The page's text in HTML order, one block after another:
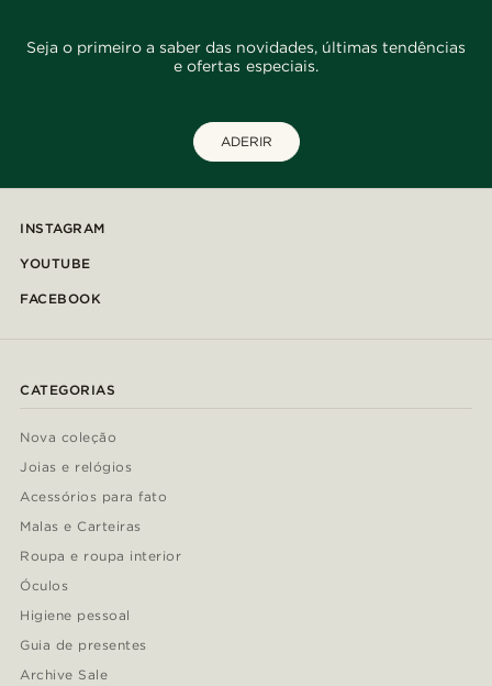
Seja o primeiro a saber das novidades, últimas tendências
e ofertas especiais.
ADERIR
INSTAGRAM
YOUTUBE
FACEBOOK
CATEGORIAS
Nova coleção
Joias e relógios
Acessórios para fato
Malas e Carteiras
Roupa e roupa interior
Óculos
Higiene pessoal
Guia de presentes
Archive Sale